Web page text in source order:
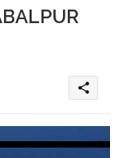
share